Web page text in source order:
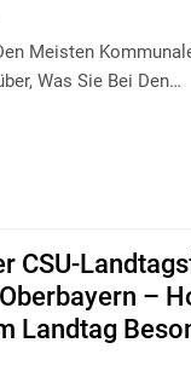
Meisten
Was Sie Bei Den…
CSU-
–
Landtag